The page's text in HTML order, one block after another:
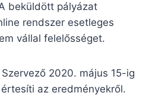
beküldött pályázat
rendszer esetleges
vállal felelősséget.
2020. május 15-ig
az eredményekről.